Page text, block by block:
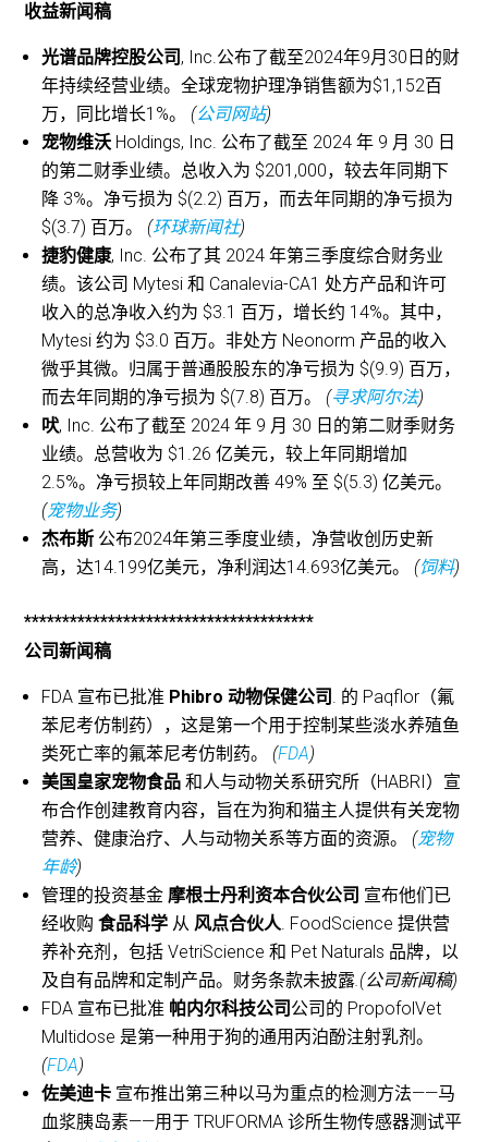
收益新闻稿
光谱品牌控股公司 , Inc.公布了截至2024年9月30日的财
年持续经营业绩。全球宠物护理净销售额为$1,152百
万，同比增长1%。 (公司网站)
宠物维沃 Holdings, Inc. 公布了截至 2024 年 9 月 30 日
的第二财季业绩。总收入为 $201,000，较去年同期下
降 3%。净亏损为 $(2.2) 百万，而去年同期的净亏损为
$(3.7) 百万。 (环球新闻社)
捷豹健康, Inc. 公布了其 2024 年第三季度综合财务业
绩。该公司 Mytesi 和 Canalevia-CA1 处方产品和许可
收入的总净收入约为 $3.1 百万，增长约 14%。其中，
Mytesi 约为 $3.0 百万。非处方 Neonorm 产品的收入
微乎其微。归属于普通股股东的净亏损为 $(9.9) 百万，
而去年同期的净亏损为 $(7.8) 百万。
(寻求阿尔法)
吠, Inc. 公布了截至 2024 年 9 月 30 日的第二财季财务
业绩。总营收为 $1.26 亿美元，较上年同期增加
2.5%。净亏损较上年同期改善 49% 至 $(5.3) 亿美元。
(宠物业务)
杰布斯 公布2024年第三季度业绩，净营收创历史新
高，达14.199亿美元，净利润达14.693亿美元。
(饲料)
**************************************
公司新闻稿
FDA 宣布已批准 Phibro 动物保健公司 . 的 Paqflor（氟
苯尼考仿制药），这是第一个用于控制某些淡水养殖鱼
类死亡率的氟苯尼考仿制药。
(FDA)
美国皇家宠物食品 和人与动物关系研究所（HABRI）宣
布合作创建教育内容，旨在为狗和猫主人提供有关宠物
营养、健康治疗、人与动物关系等方面的资源。
(宠物
年龄)
管理的投资基金摩根士丹利资本合伙公司 宣布他们已
经收购食品科学 从风点合伙人. FoodScience 提供营
养补充剂，包括 VetriScience 和 Pet Naturals 品牌，以
及自有品牌和定制产品。财务条款未披露.(公司新闻稿)
FDA 宣布已批准 帕内尔科技公司 公司的 PropofolVet
Multidose 是第一种用于狗的通用丙泊酚注射乳剂。
(FDA)
佐美迪卡 宣布推出第三种以马为重点的检测方法——马
血浆胰岛素——用于 TRUFORMA 诊所生物传感器测试平